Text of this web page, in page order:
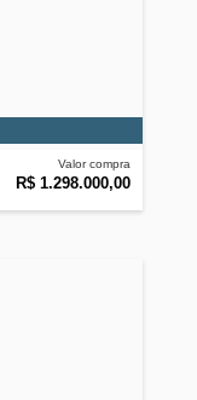
Valor compra
R$ 1.298.000,00